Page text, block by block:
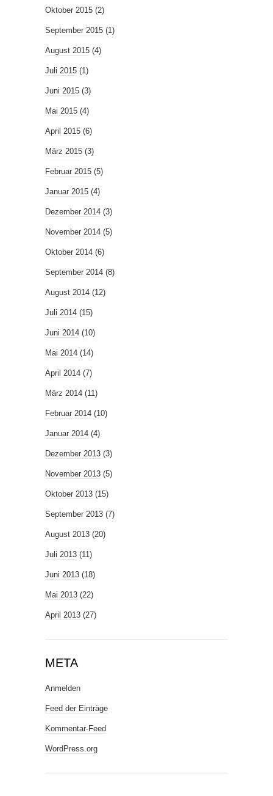
Oktober 2015 (2)
September 2015 (1)
August 2015 (4)
Juli 2015 (1)
Juni 2015 (3)
Mai 2015 (4)
April 2015 (6)
März 2015 (3)
Februar 2015 (5)
Januar 2015 (4)
Dezember 2014 (3)
November 2014 (5)
Oktober 2014 (6)
September 2014 (8)
August 2014 (12)
Juli 2014 (15)
Juni 2014 (10)
Mai 2014 (14)
April 2014 (7)
März 2014 (11)
Februar 2014 (10)
Januar 2014 (4)
Dezember 2013 (3)
November 2013 (5)
Oktober 2013 (15)
September 2013 (7)
August 2013 (20)
Juli 2013 (11)
Juni 2013 (18)
Mai 2013 (22)
April 2013 (27)
META
Anmelden
Feed der Einträge
Kommentar-Feed
WordPress.org